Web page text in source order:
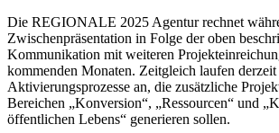
Die REGIONALE 2025 Agentur rechnet
Zwischenpräsentation in Folge der oben
Kommunikation mit weiteren
kommenden Monaten. Zeitgleich laufen derzeit
Aktivierungsprozesse an, die zusätzliche
Bereichen „Konversion“, „Ressourcen“ und
öffentlichen Lebens“ generieren sollen.